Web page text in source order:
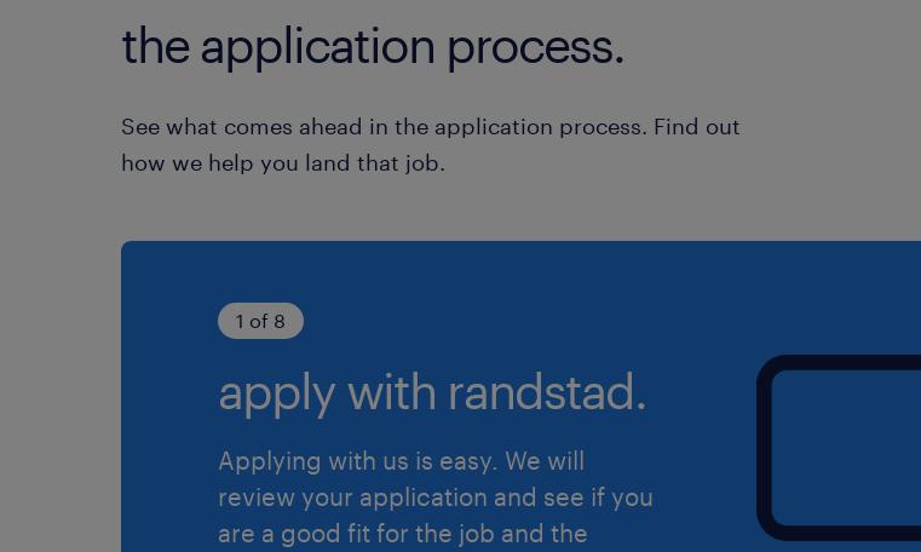
the application process.
See what comes ahead in the application process. Find out
how we help you land that job.
1 of 8
apply with randstad.
Applying with us is easy. We will
review your application and see if you
are a good fit for the job and the